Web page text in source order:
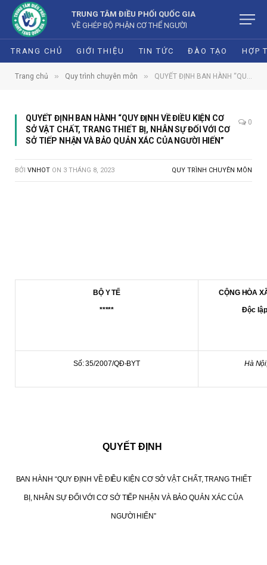
TRUNG TÂM ĐIỀU PHỐI QUỐC GIA
VỀ GHÉP BỘ PHẬN CƠ THỂ NGƯỜI
TRANG CHỦ GIỚI THIỆU TIN TỨC ĐÀO TẠO HỢP
Trang chủ » Quy trình chuyên môn » QUYẾT ĐỊNH BAN HÀNH “QUY ĐỊNH VỀ ĐIỀU KIỆN CƠ SỞ VẬT CHẤT, TRANG THIẾT BỊ, NHÂN SỰ ĐỐI VỚI CƠ SỞ TIẾP NHẬN VÀ BẢO QUẢN XÁC CỦA NGƯỜI HIẾN”
QUYẾT ĐỊNH BAN HÀNH “QUY ĐỊNH VỀ ĐIỀU KIỆN CƠ
SỞ VẬT CHẤT, TRANG THIẾT BỊ, NHÂN SỰ ĐỐI VỚI CƠ
SỞ TIẾP NHẬN VÀ BẢO QUẢN XÁC CỦA NGƯỜI HIẾN”
0
BỞI VNHOT ON 3 THÁNG 8, 2023 QUY TRÌNH CHUYÊN MÔN
BỘ Y TẾ
*****
CỘNG HÒA
Độc
Số: 35/2007/QĐ-BYT Hà Nội,
QUYẾT ĐỊNH
BAN HÀNH “QUY ĐỊNH VỀ ĐIỀU KIỆN CƠ SỞ VẬT CHẤT, TRANG THIẾT
BỊ, NHÂN SỰ ĐỐI VỚI CƠ SỞ TIẾP NHẬN VÀ BẢO QUẢN XÁC CỦA
NGƯỜI HIẾN”